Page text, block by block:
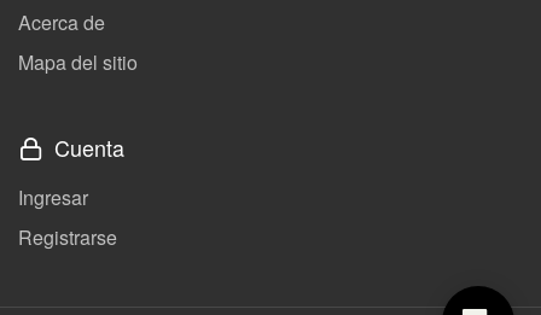
Acerca de
Mapa del sitio
Cuenta
Ingresar
Registrarse